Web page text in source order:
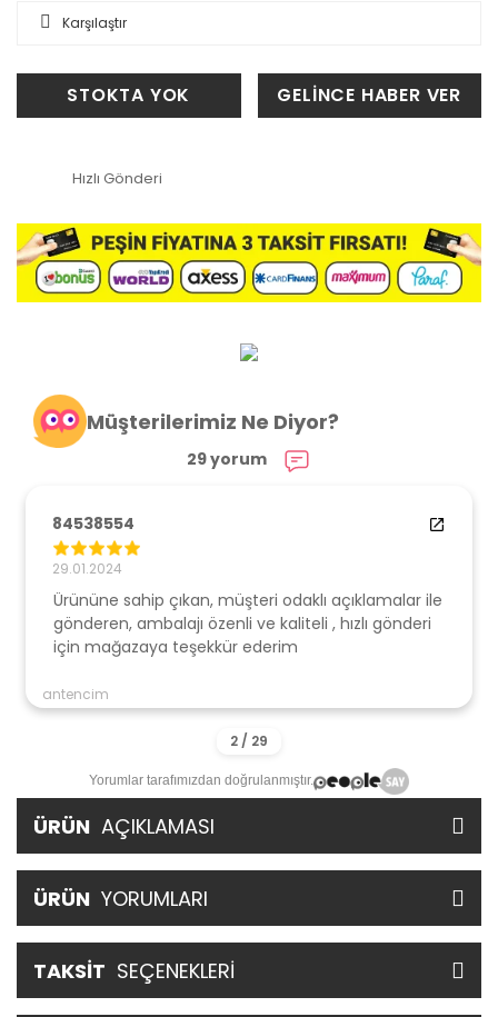
Karşılaştır
STOKTA YOK GELİNCE HABER VER
Hızlı Gönderi
Müşterilerimiz Ne Diyor?
29 yorum
84538554
29.01.2024
Ürününe sahip çıkan, müşteri odaklı açıklamalar ile
gönderen, ambalajı özenli ve kaliteli , hızlı gönderi
için mağazaya teşekkür ederim
antencim
Yorumlar tarafımızdan doğrulanmıştır.
ÜRÜN AÇIKLAMASI
ÜRÜN YORUMLARI
TAKSİT SEÇENEKLERİ